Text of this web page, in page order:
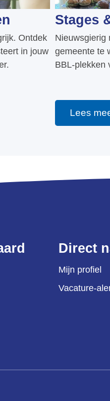
Ontdek
in jouw
Stages
Nieuwsgierig
gemeente te
BBL-plekken
Lees
Direct
Mijn profiel
Vacature-